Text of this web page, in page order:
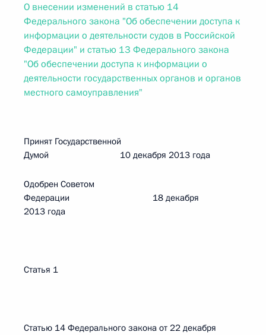
О внесении изменений в статью 14
Федерального закона "Об обеспечении доступа к
информации о деятельности судов в Российской
Федерации" и статью 13 Федерального закона
"Об обеспечении доступа к информации о
деятельности государственных органов и органов
местного самоуправления"
Принят Государственной
Думой 10 декабря 2013 года
Одобрен Советом
Федерации 18 декабря
2013 года
Статья 1
Статью 14 Федерального закона от 22 декабря